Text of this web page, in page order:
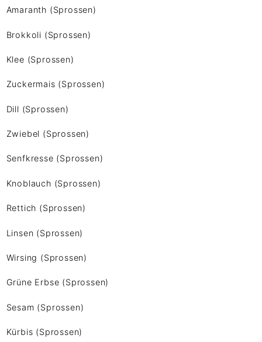
Amaranth (Sprossen)
Brokkoli (Sprossen)
Klee (Sprossen)
Zuckermais (Sprossen)
Dill (Sprossen)
Zwiebel (Sprossen)
Senfkresse (Sprossen)
Knoblauch (Sprossen)
Rettich (Sprossen)
Linsen (Sprossen)
Wirsing (Sprossen)
Grüne Erbse (Sprossen)
Sesam (Sprossen)
Kürbis (Sprossen)